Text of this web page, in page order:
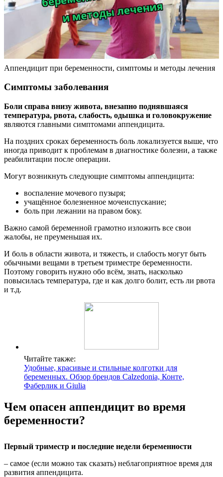
Аппендицит при беременности, симптомы и методы лечения
Симптомы заболевания
Боли справа внизу живота, внезапно поднявшаяся
температура, рвота, слабость, одышка и головокружение
являются главными симптомами аппендицита.
На поздних сроках беременность боль локализуется выше, что
иногда приводит к проблемам в диагностике болезни, а также
реабилитации после операции.
Могут возникнуть следующие симптомы аппендицита:
воспаление мочевого пузыря;
учащённое болезненное мочеиспускание;
боль при лежании на правом боку.
Важно самой беременной грамотно изложить все свои
жалобы, не преуменьшая их.
И боль в области живота, и тяжесть, и слабость могут быть
обычными вещами в третьем триместре беременности.
Поэтому говорить нужно обо всём, знать, насколько
повысилась температура, где и как долго болит, есть ли рвота
и т.д.
Читайте также:
Удобные, красивые и стильные колготки для
беременных. Обзор брендов Сalzedonia, Конте,
Фаберлик и Giulia
Чем опасен аппендицит во время
беременности?
Первый триместр и последние недели беременности
– самое (если можно так сказать) неблагоприятное время для
развития аппендицита.